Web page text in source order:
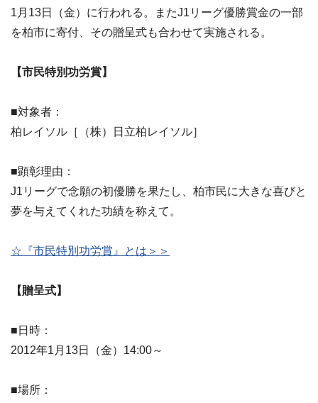
1月13日（金）に行われる。またJ1リーグ優勝賞金の一部
を柏市に寄付、その贈呈式も合わせて実施される。
【市民特別功労賞】
■対象者：
柏レイソル［（株）日立柏レイソル］
■顕彰理由：
J1リーグで念願の初優勝を果たし、柏市民に大きな喜びと
夢を与えてくれた功績を称えて。
☆『市民特別功労賞』とは＞＞
【贈呈式】
■日時：
2012年1月13日（金）14:00～
■場所：